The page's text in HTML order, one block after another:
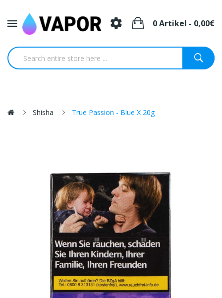
0 Artikel - 0,00€
Shisha True Passion - Blue X 20g